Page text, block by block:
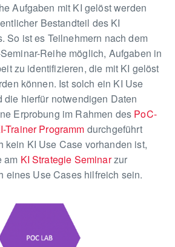
Aufgaben mit KI gelöst werden
Bestandteil des KI
So ist es Teilnehmern nach dem
Reihe möglich, Aufgaben in
zu identifizieren, die mit KI gelöst
können. Ist solch ein KI Use
die hierfür notwendigen Daten
Erprobung im Rahmen des PoC-
Trainer Programm durchgeführt
kein KI Use Case vorhanden ist,
am KI Strategie Seminarzur
eines Use Cases hilfreich sein.